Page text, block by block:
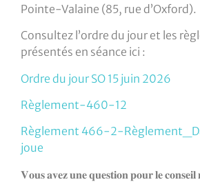
Pointe-Valaine (85, rue d’Oxford).
Consultez l’ordre du jour et les
présentés en séance ici :
Ordre du jour SO 15 juin 2026
Règlement-460-12
Règlement 466-2-
joue
𝐕𝐨𝐮𝐬 𝐚𝐯𝐞𝐳 𝐮𝐧𝐞 𝐪𝐮𝐞𝐬𝐭𝐢𝐨𝐧 𝐩𝐨𝐮𝐫 𝐥𝐞 𝐜𝐨𝐧𝐬𝐞𝐢𝐥